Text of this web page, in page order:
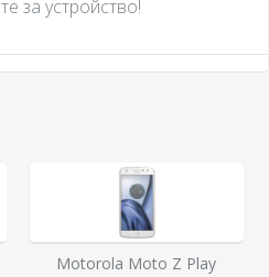
за устройcтво!
Motorola Moto Z Play